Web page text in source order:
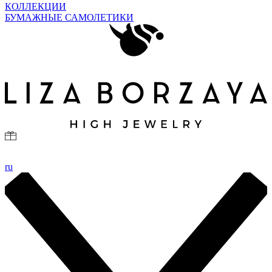
КОЛЛЕКЦИИ
БУМАЖНЫЕ САМОЛЕТИКИ
ru